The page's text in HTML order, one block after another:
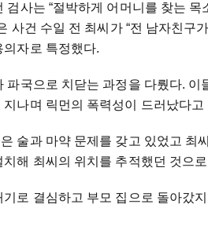
사는 “절박하게 어머니를 찾는 목
사건 수일 전 최씨가 “전 남자친구
자로 특정했다.
파국으로 치닫는 과정을 다뤘다.
나며 릭먼의 폭력성이 드러났다
술과 마약 문제를 갖고 있었고 최
해 최씨의 위치를 추적했던 것으
로 결심하고 부모 집으로 돌아갔